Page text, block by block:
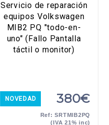
NOVEDAD
Servicio de reparación
equipos Volkswagen
MIB2 PQ "todo-en-
uno" (Fallo Pantalla
táctil o monitor)
380€
Ref: SRTMIB2PQ
(IVA 21% inc)